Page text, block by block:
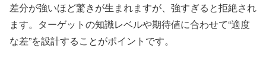
差分が強いほど驚きが生まれますが、強すぎると拒絶され
ます。ターゲットの知識レベルや期待値に合わせて“適度
な差”を設計することがポイントです。